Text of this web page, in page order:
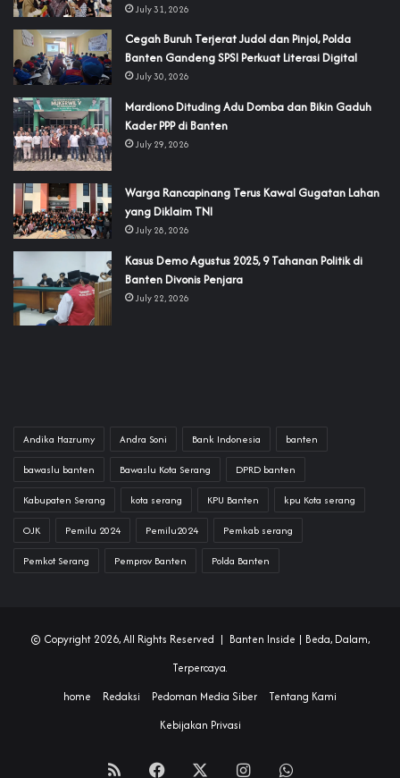
July 31, 2026
Cegah Buruh Terjerat Judol dan Pinjol, Polda
Banten Gandeng SPSI Perkuat Literasi Digital
July 30, 2026
‎Mardiono Dituding Adu Domba dan Bikin Gaduh
Kader PPP di Banten
July 29, 2026
‎Warga Rancapinang Terus Kawal Gugatan Lahan
yang Diklaim TNI‎‎
July 28, 2026
‎Kasus Demo Agustus 2025, 9 Tahanan Politik di
Banten Divonis Penjara
July 22, 2026
Andika Hazrumy Andra Soni Bank Indonesia banten
bawaslu banten Bawaslu Kota Serang DPRD banten
Kabupaten Serang kota serang KPU Banten kpu Kota serang
OJK Pemilu 2024 Pemilu2024 Pemkab serang
Pemkot Serang Pemprov Banten Polda Banten
© Copyright 2026, All Rights Reserved | Banten Inside | Beda, Dalam,
Terpercaya.
home
Redaksi Pedoman Media Siber
Tentang Kami
Kebijakan Privasi
RSS Facebook InstagramWhatsApp